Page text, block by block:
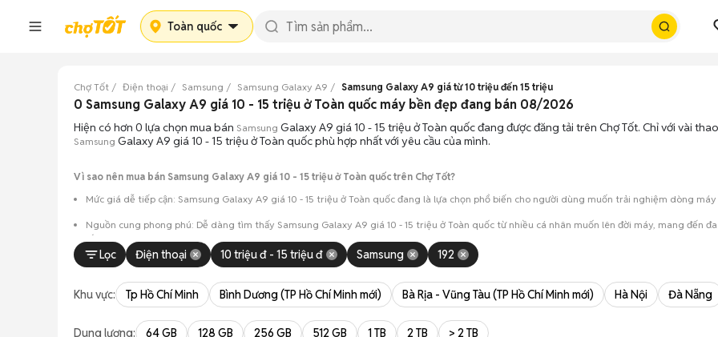
Toàn quốc
Chợ Tốt Điện thoại Samsung Samsung Galaxy A9 Samsung Galaxy A9 giá từ 10 triệu đến 15 triệu
0 Samsung Galaxy A9 giá 10 - 15 triệu ở Toàn quốc máy bền đẹp đang bán 08/2026
Hiện có hơn 0 lựa chọn mua bán Samsung Galaxy A9 giá 10 - 15 triệu ở Toàn quốc đang được đăng tải trên Chợ Tốt. Chỉ với vài
Samsung Galaxy A9 giá 10 - 15 triệu ở Toàn quốc phù hợp nhất với yêu cầu của mình.
Vì sao nên mua bán Samsung Galaxy A9 giá 10 - 15 triệu ở Toàn quốc trên Chợ Tốt?
Mức giá dễ tiếp cận: Samsung Galaxy A9 giá 10 - 15 triệu ở Toàn quốc đang là lựa chọn phổ biến cho người dùng muốn trải nghiệm dòng
Nguồn cung phong phú: Dễ dàng tìm thấy Samsung Galaxy A9 giá 10 - 15 triệu ở Toàn quốc từ nhiều cá nhân muốn lên đời máy, mang đến
sắc.
Giao dịch minh bạch: Việc gặp gỡ trực tiếp giúp người mua đánh giá chính xác hiệu năng thực tế của máy so với mô tả trên tin
Mua bán linh hoạt: Hai bên có thể chủ động thỏa thuận giá cả và địa điểm giao nhận, chốt giao dịch nhanh chóng khi đạt
Lọc Điện thoại 10 triệu đ - 15 triệu đ Samsung 192
Khu vực: Tp Hồ Chí Minh Bình Dương (TP Hồ Chí Minh mới) Bà Rịa - Vũng Tàu (TP Hồ Chí Minh mới) Hà Nội Đà Nẵng
Dung lượng: 64 GB 128 GB 256 GB 512 GB 1 TB 2 TB > 2 TB